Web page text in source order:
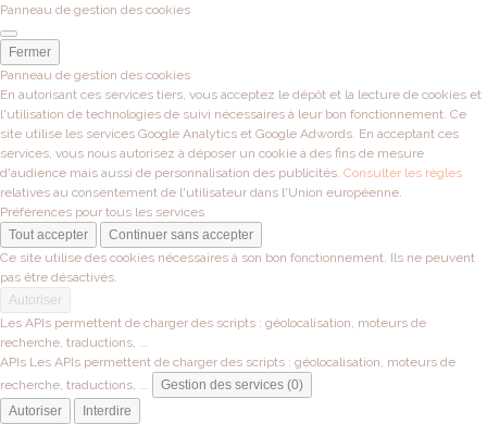
Panneau de gestion des cookies
Fermer
Panneau de gestion des cookies
En autorisant ces services tiers, vous acceptez le dépôt et la lecture de cookies et
l'utilisation de technologies de suivi nécessaires à leur bon fonctionnement. Ce
site utilise les services Google Analytics et Google Adwords. En acceptant ces
services, vous nous autorisez à déposer un cookie à des fins de mesure
d'audience mais aussi de personnalisation des publicités. Consulter les règles
relatives au consentement de l'utilisateur dans l'Union européenne.
Préférences pour tous les services
Tout accepter
Continuer sans accepter
Ce site utilise des cookies nécessaires à son bon fonctionnement. Ils ne peuvent
pas être désactivés.
Autoriser
Les APIs permettent de charger des scripts : géolocalisation, moteurs de
recherche, traductions, ...
APIs Les APIs permettent de charger des scripts : géolocalisation, moteurs de
recherche, traductions, ...
Gestion des services (0)
Autoriser
Interdire